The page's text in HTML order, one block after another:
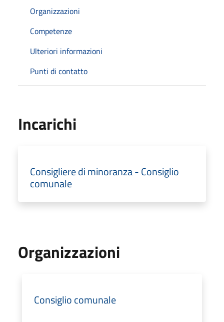
Organizzazioni
Competenze
Ulteriori informazioni
Punti di contatto
Incarichi
Consigliere di minoranza - Consiglio
comunale
Organizzazioni
Consiglio comunale